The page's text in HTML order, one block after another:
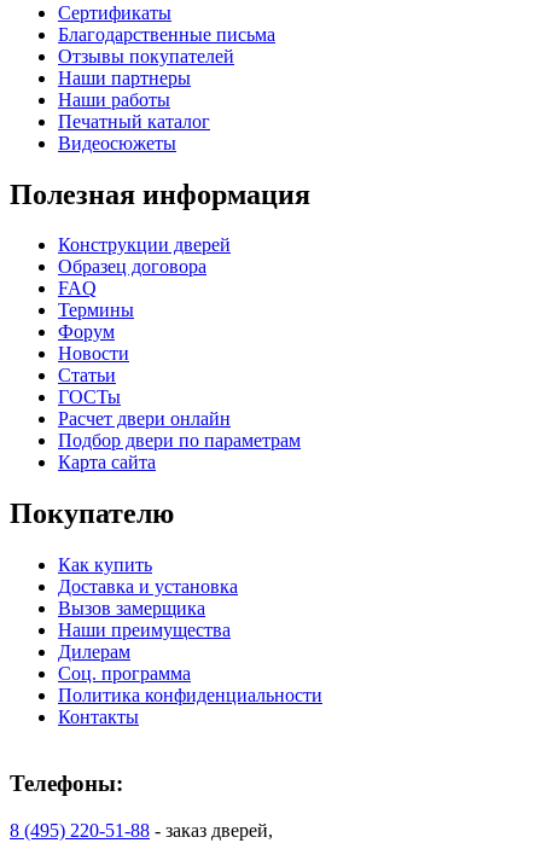
Сертификаты
Благодарственные письма
Отзывы покупателей
Наши партнеры
Наши работы
Печатный каталог
Видеосюжеты
Полезная информация
Конструкции дверей
Образец договора
FAQ
Термины
Форум
Новости
Статьи
ГОСТы
Расчет двери онлайн
Подбор двери по параметрам
Карта сайта
Покупателю
Как купить
Доставка и установка
Вызов замерщика
Наши преимущества
Дилерам
Соц. программа
Политика конфиденциальности
Контакты
Телефоны:
8 (495) 220-51-88 - заказ дверей,